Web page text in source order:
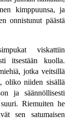
kimppuunsa, ja
onnistunut päästä
viskattiin
itsestään kuolla.
jotka veitsillä
oliko niiden sisällä
ja säännöllisesti
Riemuiten he
sen satumaisen